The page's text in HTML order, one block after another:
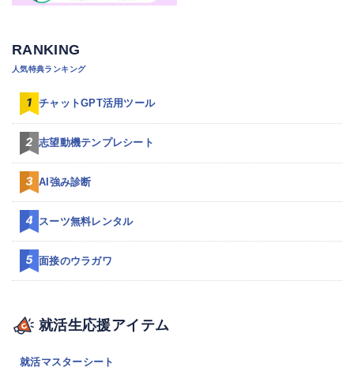
RANKING
人気特典ランキング
チャットGPT活用ツール
志望動機テンプレシート
AI強み診断
スーツ無料レンタル
面接のウラガワ
就活生応援アイテム
就活マスターシート